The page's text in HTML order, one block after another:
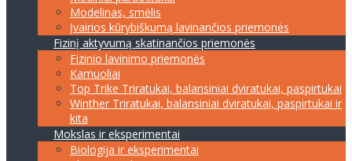
Modelinas, smėlis
Įvairios kūrybiškumą lavinančios priemonės
Fizinį aktyvumą skatinančios priemonės
Fizinio lavinimo priemonės
Kamuoliai
Top Trike Triratukai, balansiniai dviratukai, paspirtukai
Winther Triratukai, balansiniai dviratukai, paspirtukai ir
kita
Mokslas ir eksperimentai
Biologija ir eksperimentai